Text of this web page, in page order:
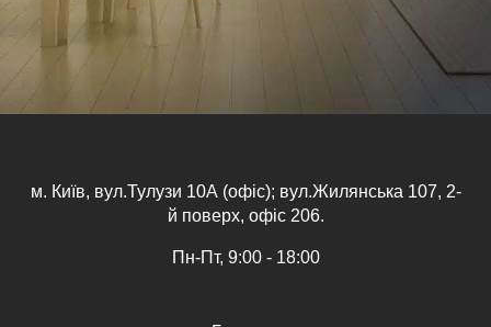
м. Київ, вул.Тулузи 10А (офіс); вул.Жилянська 107, 2-
й поверх, офіс 206.
Пн-Пт, 9:00 - 18:00